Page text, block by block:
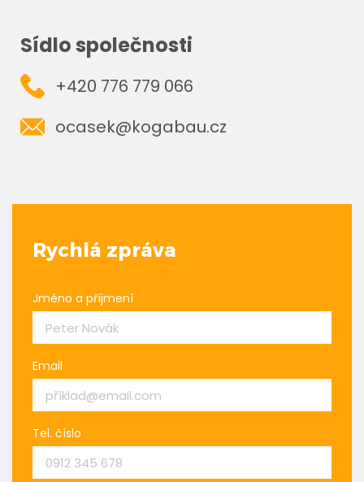
Sídlo společnosti
+420 776 779 066
ocasek@kogabau.cz
Rychlá zpráva
Jméno a příjmení
Email
Tel. číslo